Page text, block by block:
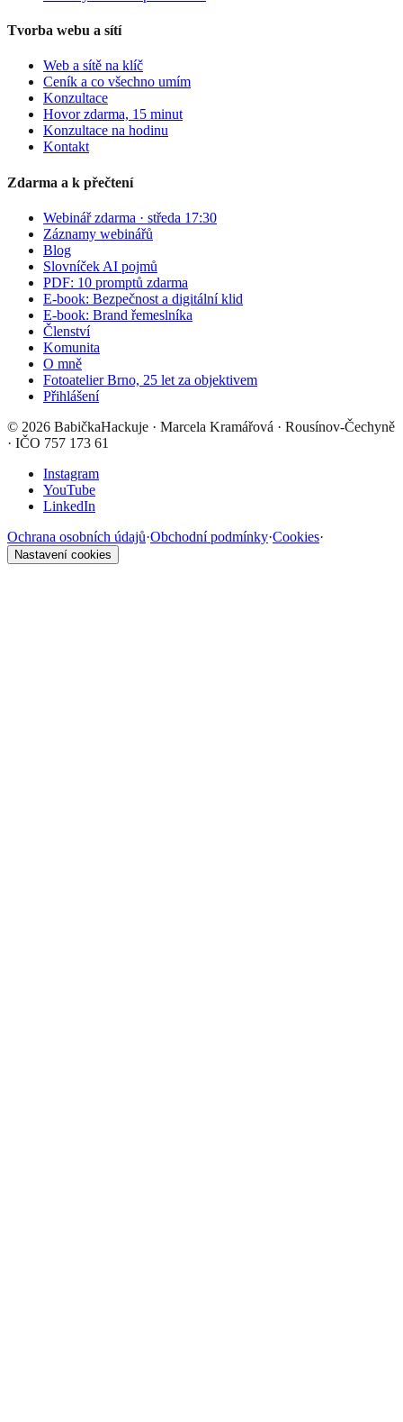
Tvorba webu a sítí
Web a sítě na klíč
Ceník a co všechno umím
Konzultace
Hovor zdarma, 15 minut
Konzultace na hodinu
Kontakt
Zdarma a k přečtení
Webinář zdarma · středa 17:30
Záznamy webinářů
Blog
Slovníček AI pojmů
PDF: 10 promptů zdarma
E-book: Bezpečnost a digitální klid
E-book: Brand řemeslníka
Členství
Komunita
O mně
Fotoatelier Brno, 25 let za objektivem
Přihlášení
© 2026 BabičkaHackuje · Marcela Kramářová · Rousínov-Čechyně
· IČO 757 173 61
Instagram
YouTube
LinkedIn
Ochrana osobních údajů·Obchodní podmínky·Cookies·
Nastavení cookies